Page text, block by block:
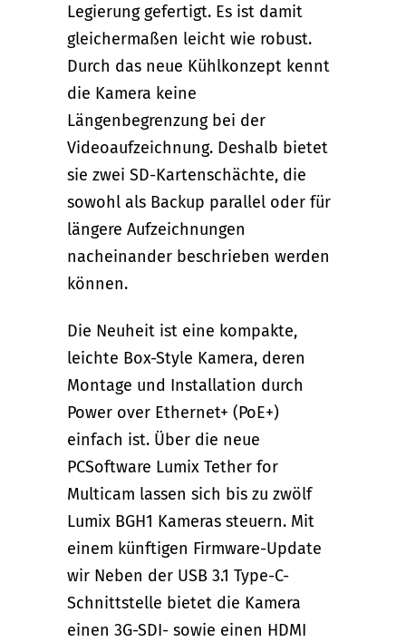
Legierung gefertigt. Es ist damit
gleichermaßen leicht wie robust.
Durch das neue Kühlkonzept kennt
die Kamera keine
Längenbegrenzung bei der
Videoaufzeichnung. Deshalb bietet
sie zwei SD-Kartenschächte, die
sowohl als Backup parallel oder für
längere Aufzeichnungen
nacheinander beschrieben werden
können.
Die Neuheit ist eine kompakte,
leichte Box-Style Kamera, deren
Montage und Installation durch
Power over Ethernet+ (PoE+)
einfach ist. Über die neue
PCSoftware Lumix Tether for
Multicam lassen sich bis zu zwölf
Lumix BGH1 Kameras steuern. Mit
einem künftigen Firmware-Update
wir Neben der USB 3.1 Type-C-
Schnittstelle bietet die Kamera
einen 3G-SDI- sowie einen HDMI